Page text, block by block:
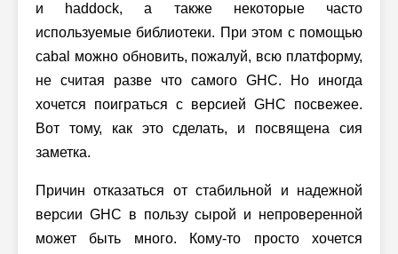
и haddock, а также некоторые часто
используемые библиотеки. При этом с помощью
cabal можно обновить, пожалуй, всю платформу,
не считая разве что самого GHC. Но иногда
хочется поиграться с версией GHC посвежее.
Вот тому, как это сделать, и посвящена сия
заметка.
Причин отказаться от стабильной и надежной
версии GHC в пользу сырой и непроверенной
может быть много. Кому-то просто хочется